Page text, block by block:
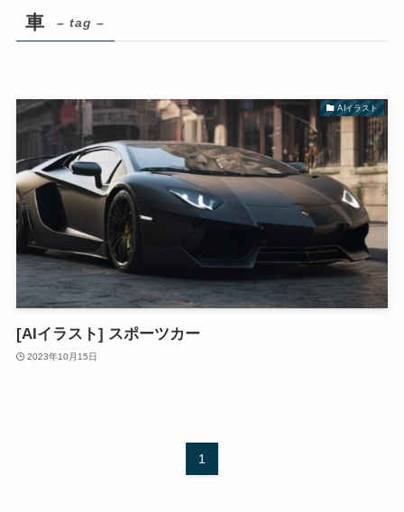
車 – tag –
AIイラスト
[AIイラスト] スポーツカー
2023年10月15日
1